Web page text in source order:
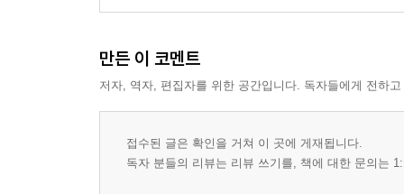
만든 이 코멘트
저자, 역자, 편집자를 위한 공간입니다. 독자들에게 전하
접수된 글은 확인을 거쳐 이 곳에 게재됩니다.
독자 분들의 리뷰는 리뷰 쓰기를, 책에 대한 문의는